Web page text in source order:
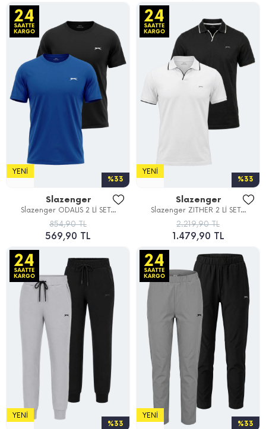
%33
YENI
Slazenger
Slazenger ODALIS 2 Lİ SET...
854,90 TL
569,90 TL
%33
YENI
Slazenger
Slazenger ZITHER 2 Lİ SET...
2.219,90 TL
1.479,90 TL
%33
YENI
%33
YENI